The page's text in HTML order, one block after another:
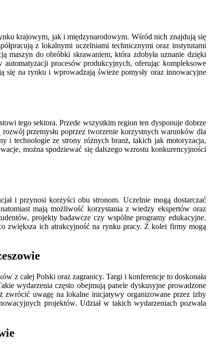
krajowym, jak i międzynarodowym. Wśród nich znajdują się
z lokalnymi uczelniami technicznymi oraz instytutami
maszyn do obróbki skrawaniem, która zdobyła uznanie dzięki
procesów produkcyjnych, oferując kompleksowe
się na rynku i wprowadzają świeże pomysły oraz innowacyjne
tego sektora. Przede wszystkim region ten dysponuje dobrze
przemysłu poprzez tworzenie korzystnych warunków dla
i technologie ze strony różnych branż, takich jak motoryzacja,
można spodziewać się dalszego wzrostu konkurencyjności
i przynosi korzyści obu stronom. Uczelnie mogą dostarczać
mają możliwość korzystania z wiedzy ekspertów oraz
projekty badawcze czy wspólne programy edukacyjne.
zwiększa ich atrakcyjność na rynku pracy. Z kolei firmy mogą
z całej Polski oraz zagranicy. Targi i konferencje to doskonała
wydarzenia często obejmują panele dyskusyjne prowadzone
zwrócić uwagę na lokalne inicjatywy organizowane przez izby
projektów. Udział w takich wydarzeniach pozwala